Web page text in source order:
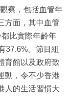
察，包括血管年
方面，其中血管
比實際年齡年
37.6%。節目組
育館以及政府致
動，令不少香港
人的生活習慣大